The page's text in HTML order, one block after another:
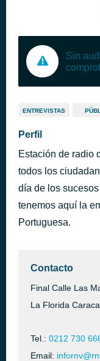
Sin
ENTREVISTAS
Perfil
Estación de radio
todos los
día de los
tenemos aquí la
Portuguesa.
Contacto
Final Calle Las
La Florida
Tel.: 0212 730
Email: